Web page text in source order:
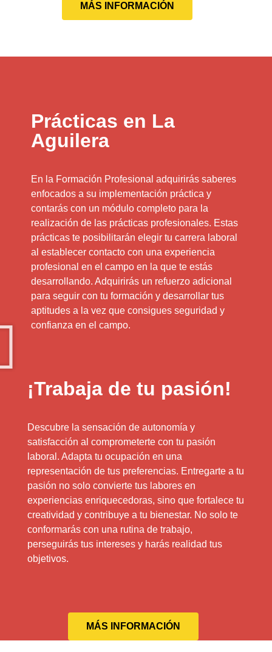
MÁS INFORMACIÓN
Prácticas en La
Aguilera
En la Formación Profesional adquirirás saberes
enfocados a su implementación práctica y
contarás con un módulo completo para la
realización de las prácticas profesionales. Estas
prácticas te posibilitarán elegir tu carrera laboral
al establecer contacto con una experiencia
profesional en el campo en la que te estás
desarrollando. Adquirirás un refuerzo adicional
para seguir con tu formación y desarrollar tus
aptitudes a la vez que consigues seguridad y
confianza en el campo.
¡Trabaja de tu pasión!
Descubre la sensación de autonomía y
satisfacción al comprometerte con tu pasión
laboral. Adapta tu ocupación en una
representación de tus preferencias. Entregarte a tu
pasión no solo convierte tus labores en
experiencias enriquecedoras, sino que fortalece tu
creatividad y contribuye a tu bienestar. No solo te
conformarás con una rutina de trabajo,
perseguirás tus intereses y harás realidad tus
objetivos.
MÁS INFORMACIÓN